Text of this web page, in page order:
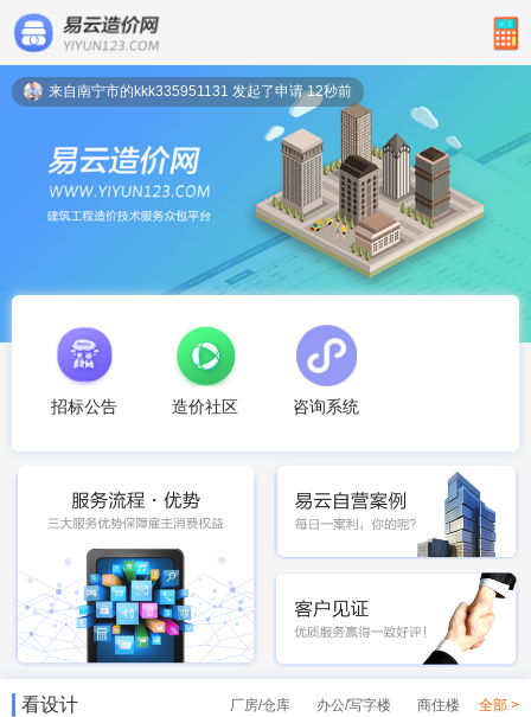
来自南宁市的kkk335951131 发起了申请 12秒前
招标公告 造价社区 咨询系统
看设计 厂房/仓库 办公/写字楼 商住楼 全部 >